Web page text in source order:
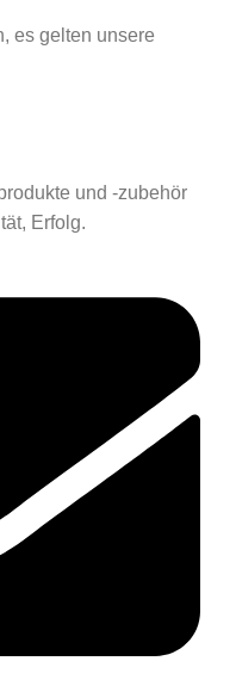
es gelten unsere
und -zubehör
Erfolg.